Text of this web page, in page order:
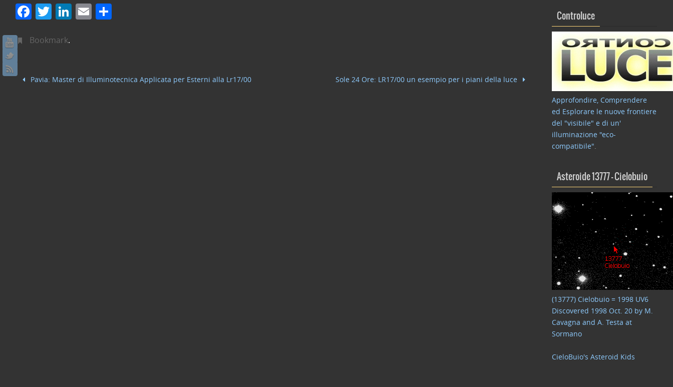
F
c
b
T
itt
Li
dI
E
vi
Bookmark.
Pavia: Master di Illuminotecnica Applicata per Esterni alla Lr17/00 Sole 24 Ore: LR17/00 un esempio per i piani della luce
Controluce
Approfondire, Comprendere
ed Esplorare le nuove frontiere
del "visibile" e di un'
illuminazione "eco-
compatibile".
Asteroide 13777 – Cielobuio
(13777) Cielobuio = 1998 UV6
Discovered 1998 Oct. 20 by M.
Cavagna and A. Testa at
Sormano
CieloBuio's Asteroid Kids